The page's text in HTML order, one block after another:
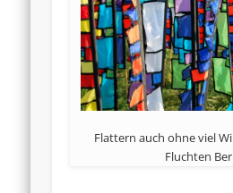
Flattern auch ohne viel
Fluchten